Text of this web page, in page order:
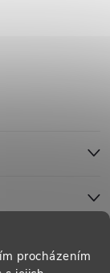
procházením